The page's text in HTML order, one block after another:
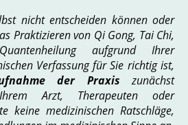
nicht entscheiden können oder
Praktizieren von Qi Gong, Tai Chi,
aufgrund Ihrer
Verfassung für Sie richtig ist,
der Praxis zunächst
Arzt, Therapeuten oder
keine medizinischen Ratschläge,